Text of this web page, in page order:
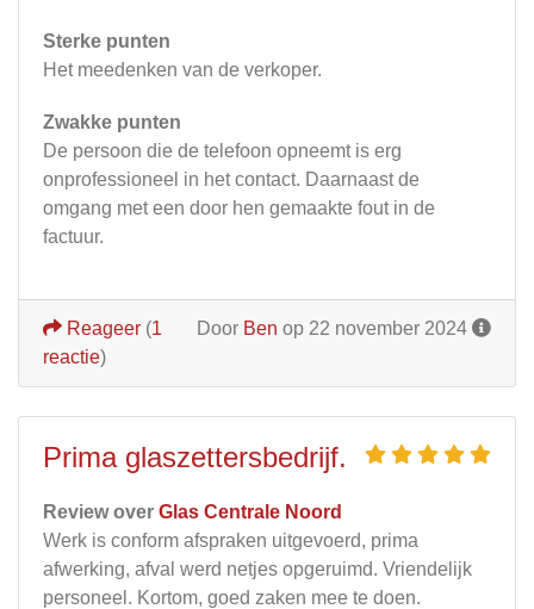
Sterke punten
Het meedenken van de verkoper.
Zwakke punten
De persoon die de telefoon opneemt is erg
onprofessioneel in het contact. Daarnaast de
omgang met een door hen gemaakte fout in de
factuur.
Door Ben op 22 november 2024
Reageer (1
reactie)
Prima glaszettersbedrijf.
Review over Glas Centrale Noord
Werk is conform afspraken uitgevoerd, prima
afwerking, afval werd netjes opgeruimd. Vriendelijk
personeel. Kortom, goed zaken mee te doen.